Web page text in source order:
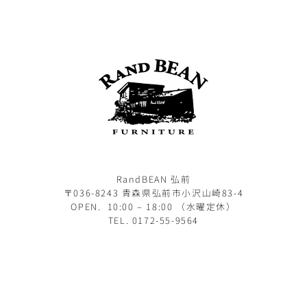
RandBEAN 弘前
〒036-8243 青森県弘前市小沢山崎83-4
OPEN. 10:00 – 18:00 （水曜定休）
TEL. 0172-55-9564